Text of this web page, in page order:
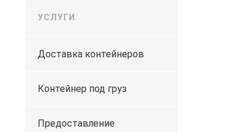
УСЛУГИ
Доставка контейнеров
Контейнер под груз
Предоставление